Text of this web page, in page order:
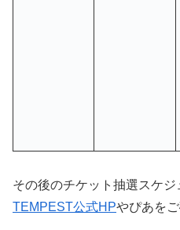
その後のチケット抽選スケジ
TEMPEST公式HPやぴあをご